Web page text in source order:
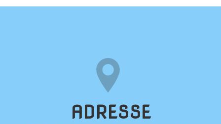
ADRESSE